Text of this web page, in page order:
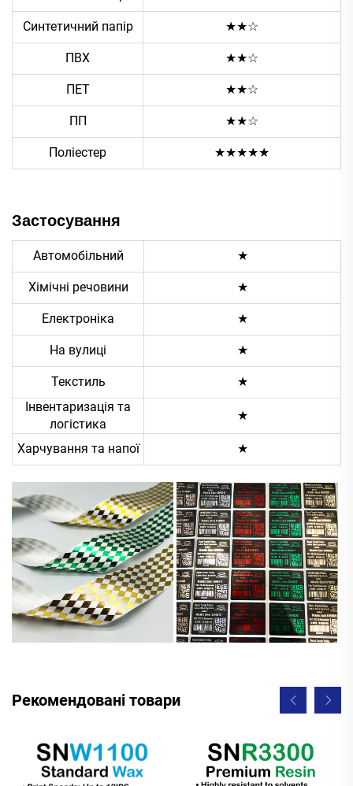
Синтетичний папір ★★☆
ПВХ ★★☆
ПЕТ ★★☆
ПП ★★☆
Поліестер ★★★★★
Застосування
Автомобільний ★
Хімічні речовини ★
Електроніка ★
На вулиці ★
Текстиль
★
Інвентаризація та
логістика
★
Харчування та напої ★
Рекомендовані товари